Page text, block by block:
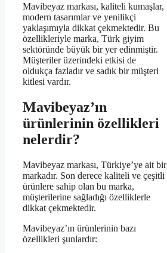
Mavibeyaz markası, kaliteli kumaşlar,
modern tasarımlar ve yenilikçi
yaklaşımıyla dikkat çekmektedir. Bu
özellikleriyle marka, Türk giyim
sektöründe büyük bir yer edinmiştir.
Müşteriler üzerindeki etkisi de
oldukça fazladır ve sadık bir müşteri
kitlesi vardır.
Mavibeyaz’ın
ürünlerinin özellikleri
nelerdir?
Mavibeyaz markası, Türkiye’ye ait bir
markadır. Son derece kaliteli ve çeşitli
ürünlere sahip olan bu marka,
müşterilerine sağladığı özelliklerle
dikkat çekmektedir.
Mavibeyaz’ın ürünlerinin bazı
özellikleri şunlardır: